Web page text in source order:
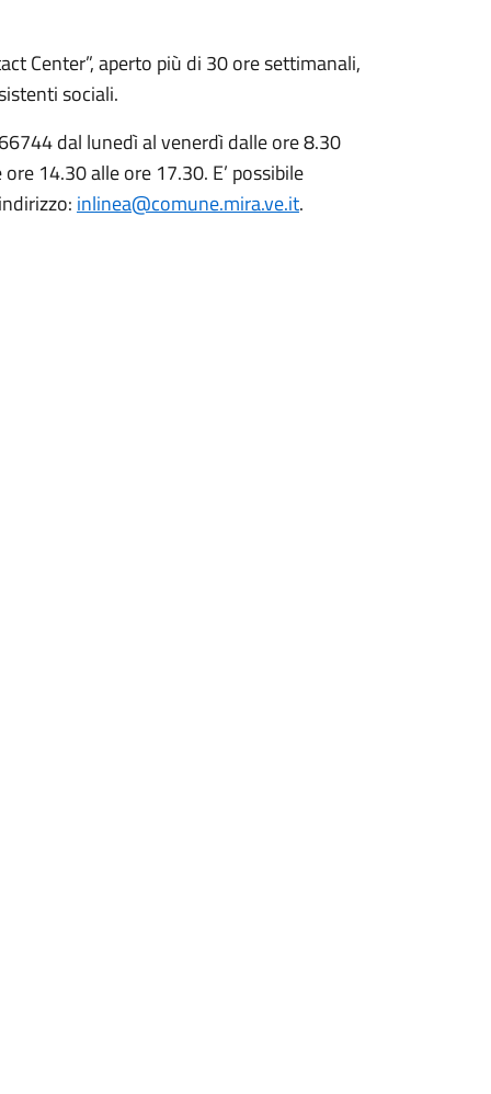
Center”, aperto più di 30 ore settimanali,
sociali.
dal lunedì al venerdì dalle ore 8.30
14.30 alle ore 17.30. E’ possibile
inlinea@comune.mira.ve.it.